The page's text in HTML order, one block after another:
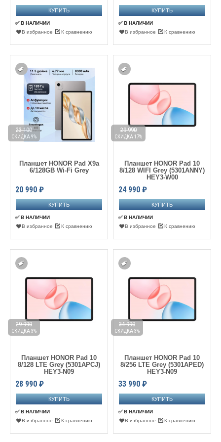
✅ В НАЛИЧИИ
В избранное
К сравнению
✅ В НАЛИЧИИ
В избранное
К сравнению
Планшет HONOR Pad X9a
6/128GB Wi-Fi Grey
20 990 ₽
23 100
СКИДКА 9%
✅ В НАЛИЧИИ
В избранное
К сравнению
Планшет HONOR Pad 10
8/128 WIFI Grey (5301ANNY)
HEY3-W00
24 990 ₽
29 990
СКИДКА 17%
✅ В НАЛИЧИИ
В избранное
К сравнению
Планшет HONOR Pad 10
8/128 LTE Grey (5301APCJ)
HEY3-N09
28 990 ₽
29 990
СКИДКА 3%
✅ В НАЛИЧИИ
В избранное
К сравнению
Планшет HONOR Pad 10
8/256 LTE Grey (5301APED)
HEY3-N09
33 990 ₽
34 990
СКИДКА 3%
✅ В НАЛИЧИИ
В избранное
К сравнению